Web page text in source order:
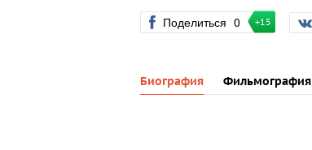
Поделиться 0 +15
Биография Фильмография